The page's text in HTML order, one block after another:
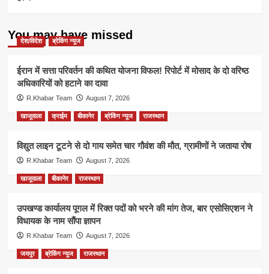
You may have missed
देश/विदेश ब्रेकिंग न्यूज
ईरान में सत्ता परिवर्तन की कथित योजना विफल! रिपोर्ट में मोसाद के दो वरिष्ठ
अधिकारियों को हटाने का दावा
R.Khabar Team August 7, 2026
खाजूवाला क्राईम बीकानेर ब्रेकिंग न्यूज राजस्थान
विद्युत लाइन टूटने से दो गाय समेत चार गौवंश की मौत, ग्रामीणों ने जताया रोष
R.Khabar Team August 7, 2026
खाजूवाला बीकानेर राजस्थान
उपखण्ड कार्यालय पूगल में रिक्त पदों को भरने की मांग तेज, बार एसोसिएशन ने
विधायक के नाम सौंपा ज्ञापन
R.Khabar Team August 7, 2026
जयपुर ब्रेकिंग न्यूज राजस्थान